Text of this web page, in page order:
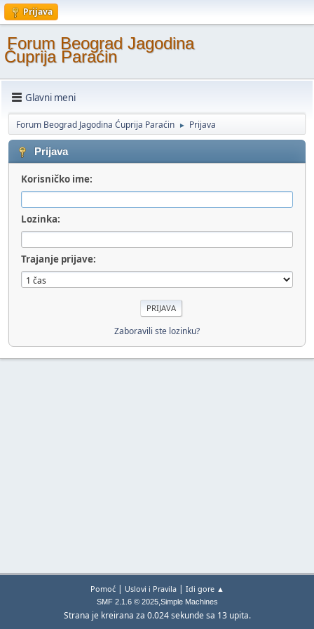
Prijava
Forum Beograd Jagodina
Ćuprija Paraćin
Glavni meni
Forum Beograd Jagodina Ćuprija Paraćin ► Prijava
Prijava
Korisničko ime:
Lozinka:
Trajanje prijave:
Zaboravili ste lozinku?
Pomoć| Uslovi i Pravila| Idi gore ▲
SMF 2.1.6 © 2025,Simple Machines
Strana je kreirana za 0.024 sekunde sa 13 upita.